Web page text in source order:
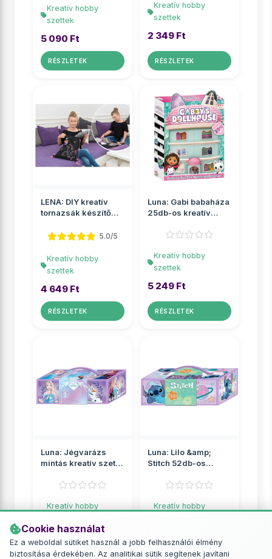
Cookie használat
Ez a weboldal sütiket használ a jobb felhasználói élmény
biztosítása érdekében. Az analitikai sütik segítenek javítani
Kreatív hobby
szettek
5 090 Ft
RÉSZLETEK
Kreatív hobby
szettek
2 349 Ft
RÉSZLETEK
LENA: DIY kreatív
tornazsák készítő
5.0/5
Kreatív hobby
szettek
4 649 Ft
RÉSZLETEK
Luna: Gabi babaháza
25db-os kreatív
Kreatív hobby
szettek
5 249 Ft
RÉSZLETEK
Luna: Jégvarázs
mintás kreatív szett
Kreatív hobby
5 349 Ft
Luna: Lilo &amp;
Stitch 52db-os
bőröndben
Kreatív hobby
5 349 Ft